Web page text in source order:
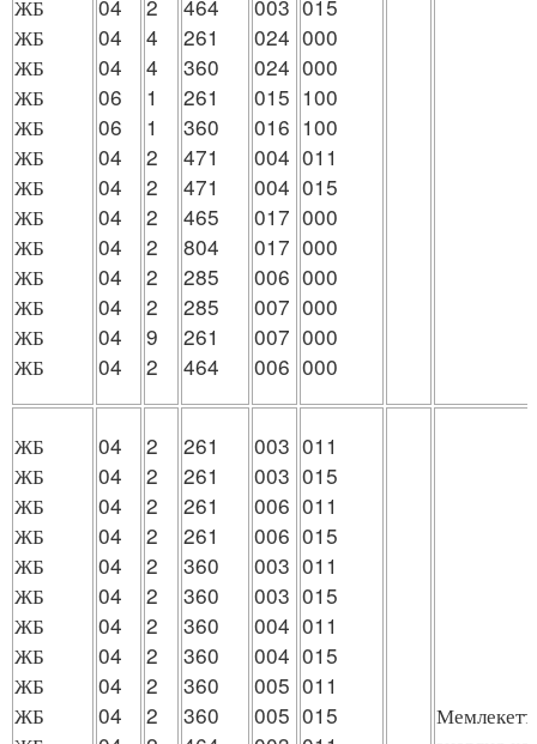
ЖБ
ЖБ
ЖБ
ЖБ
ЖБ
ЖБ
ЖБ
ЖБ
ЖБ
ЖБ
ЖБ
ЖБ
ЖБ
04
04
04
06
06
04
04
04
04
04
04
04
04
2
4
4
1
1
2
2
2
2
2
2
9
2
464
261
360
261
360
471
471
465
804
285
285
261
464
003
024
024
015
016
004
004
017
017
006
007
007
006
015
000
000
100
100
011
015
000
000
000
000
000
000
ЖБ
ЖБ
ЖБ
ЖБ
ЖБ
ЖБ
ЖБ
ЖБ
ЖБ
ЖБ
04
04
04
04
04
04
04
04
04
04
2
2
2
2
2
2
2
2
2
2
261
261
261
261
360
360
360
360
360
360
003
003
006
006
003
003
004
004
005
005
011
015
011
015
011
015
011
015
011
015